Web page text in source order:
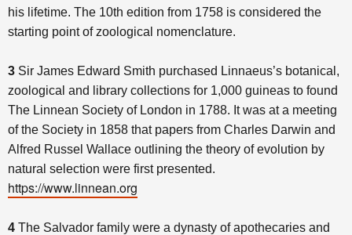
his lifetime. The 10th edition from 1758 is considered the
starting point of zoological nomenclature.
3 Sir James Edward Smith purchased Linnaeus’s botanical,
zoological and library collections for 1,000 guineas to found
The Linnean Society of London in 1788. It was at a meeting
of the Society in 1858 that papers from Charles Darwin and
Alfred Russel Wallace outlining the theory of evolution by
natural selection were first presented.
https://www.linnean.org
4 The Salvador family were a dynasty of apothecaries and